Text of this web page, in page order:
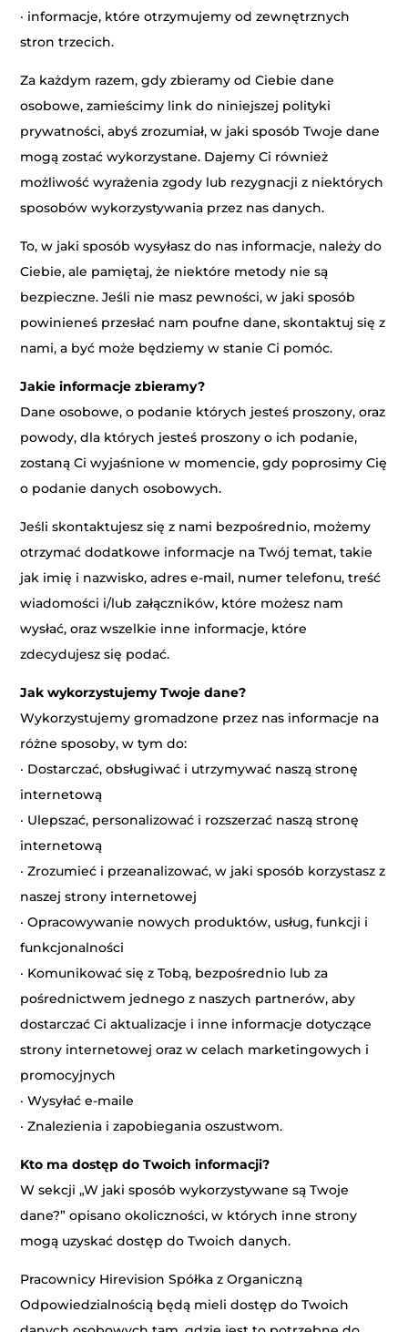
· informacje, które otrzymujemy od zewnętrznych
stron trzecich.
Za każdym razem, gdy zbieramy od Ciebie dane
osobowe, zamieścimy link do niniejszej polityki
prywatności, abyś zrozumiał, w jaki sposób Twoje dane
mogą zostać wykorzystane. Dajemy Ci również
możliwość wyrażenia zgody lub rezygnacji z niektórych
sposobów wykorzystywania przez nas danych.
To, w jaki sposób wysyłasz do nas informacje, należy do
Ciebie, ale pamiętaj, że niektóre metody nie są
bezpieczne. Jeśli nie masz pewności, w jaki sposób
powinieneś przesłać nam poufne dane, skontaktuj się z
nami, a być może będziemy w stanie Ci pomóc.
Jakie informacje zbieramy?
Dane osobowe, o podanie których jesteś proszony, oraz
powody, dla których jesteś proszony o ich podanie,
zostaną Ci wyjaśnione w momencie, gdy poprosimy Cię
o podanie danych osobowych.
Jeśli skontaktujesz się z nami bezpośrednio, możemy
otrzymać dodatkowe informacje na Twój temat, takie
jak imię i nazwisko, adres e-mail, numer telefonu, treść
wiadomości i/lub załączników, które możesz nam
wysłać, oraz wszelkie inne informacje, które
zdecydujesz się podać.
Jak wykorzystujemy Twoje dane?
Wykorzystujemy gromadzone przez nas informacje na
różne sposoby, w tym do:
· Dostarczać, obsługiwać i utrzymywać naszą stronę
internetową
· Ulepszać, personalizować i rozszerzać naszą stronę
internetową
· Zrozumieć i przeanalizować, w jaki sposób korzystasz z
naszej strony internetowej
· Opracowywanie nowych produktów, usług, funkcji i
funkcjonalności
· Komunikować się z Tobą, bezpośrednio lub za
pośrednictwem jednego z naszych partnerów, aby
dostarczać Ci aktualizacje i inne informacje dotyczące
strony internetowej oraz w celach marketingowych i
promocyjnych
· Wysyłać e-maile
· Znalezienia i zapobiegania oszustwom.
Kto ma dostęp do Twoich informacji?
W sekcji „W jaki sposób wykorzystywane są Twoje
dane?” opisano okoliczności, w których inne strony
mogą uzyskać dostęp do Twoich danych.
Pracownicy Hirevision Spółka z Organiczną
Odpowiedzialnością będą mieli dostęp do Twoich